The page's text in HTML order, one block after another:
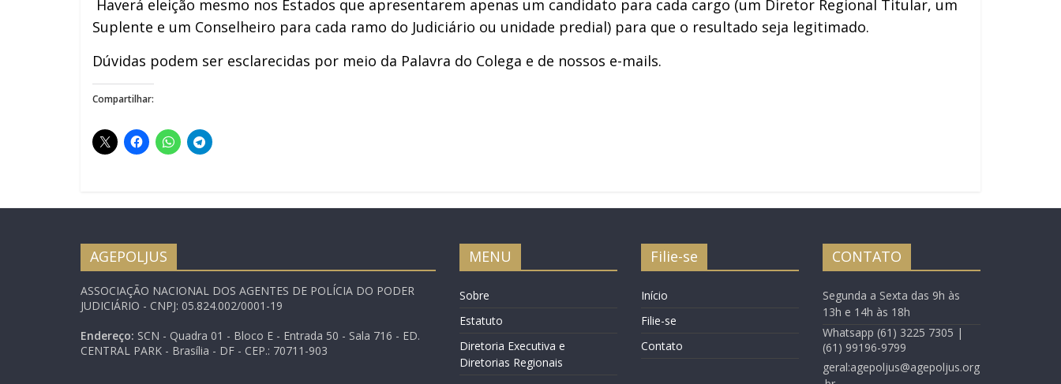
Haverá eleição mesmo nos Estados que apresentarem apenas um candidato para cada cargo (um Diretor Regional Titular, um
Suplente e um Conselheiro para cada ramo do Judiciário ou unidade predial) para que o resultado seja legitimado.
Dúvidas podem ser esclarecidas por meio da Palavra do Colega e de nossos e-mails.
Compartilhar:
AGEPOLJUS
ASSOCIAÇÃO NACIONAL DOS AGENTES DE POLÍCIA DO PODER
JUDICIÁRIO - CNPJ: 05.824.002/0001-19
Endereço: SCN - Quadra 01 - Bloco E - Entrada 50 - Sala 716 - ED.
CENTRAL PARK - Brasília - DF - CEP.: 70711-903
MENU
Sobre
Estatuto
Diretoria Executiva e
Diretorias Regionais
Filie-se
Início
Filie-se
Contato
CONTATO
Segunda a Sexta das 9h às
13h e 14h às 18h
Whatsapp (61) 3225 7305 |
(61) 99196-9799
geral:agepoljus@agepoljus.org